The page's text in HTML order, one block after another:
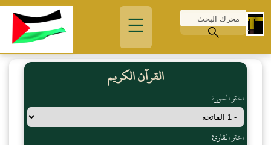
☰
القرآن الكريم
اختر السورة
اختر القارئ